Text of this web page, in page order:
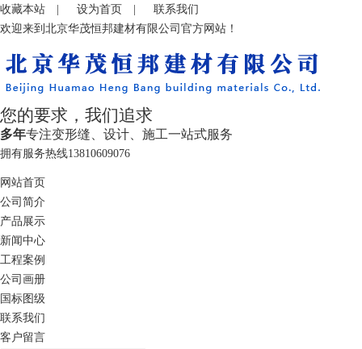
收藏本站 设为首页
联系我们
欢迎来到北京华茂恒邦建材有限公司官方网站！
您的要求，我们追求
多年专注变形缝、设计、施工一站式服务
拥有服务热线13810609076
网站首页
公司简介
产品展示
新闻中心
工程案例
公司画册
国标图级
联系我们
客户留言